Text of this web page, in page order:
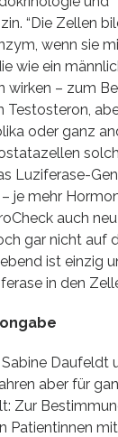
“Die Zellen
wenn sie
wie ein
wirken – zum
Testosteron,
oder ganz
Luziferase-
je mehr
auch
gar nicht auf
ist einzig
in den
Daufeldt
aber für
Zur
Patientinnen mit